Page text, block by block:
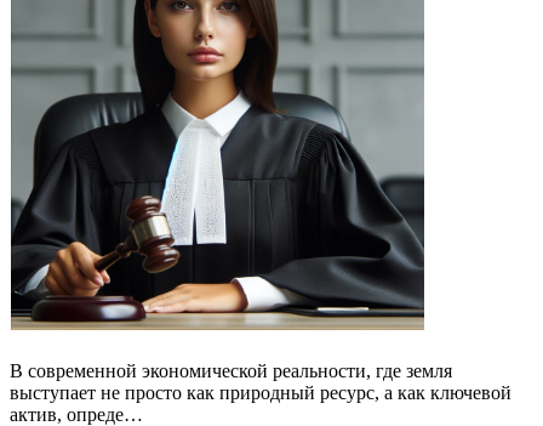
В современной экономической реальности, где земля
выступает не просто как природный ресурс, а как ключевой
актив, опреде…